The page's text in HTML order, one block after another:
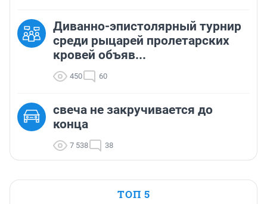
Диванно-эпистолярный турнир
среди рыцарей пролетарских
кровей объяв...
450 60
свеча не закручивается до
конца
7 538 38
ТОП 5